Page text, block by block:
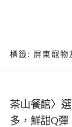
標籤: 屏東寵物
茶山餐館〉
多，鮮甜Q